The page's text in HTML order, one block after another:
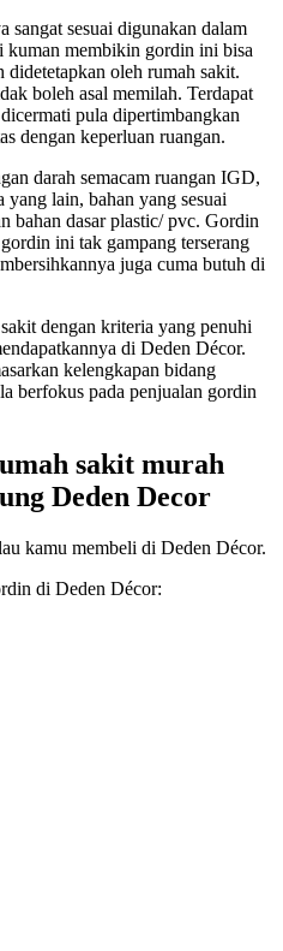
sangat sesuai digunakan dalam
kuman membikin gordin ini bisa
didetetapkan oleh rumah sakit.
boleh asal memilah. Terdapat
pula dipertimbangkan
dengan keperluan ruangan.
darah semacam ruangan IGD,
yang lain, bahan yang sesuai
bahan dasar plastic/ pvc. Gordin
ini tak gampang terserang
juga cuma butuh di
dengan kriteria yang penuhi
di Deden Décor.
kelengkapan bidang
berfokus pada penjualan gordin
sakit murah
Deden Decor
kamu membeli di Deden Décor.
di Deden Décor: